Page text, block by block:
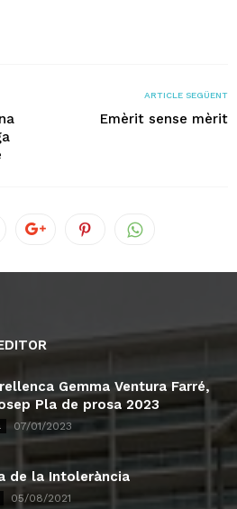
ARTICLE SEGÜENT
Emèrit sense mèrit
Gemma Ventura Farré,
Pla de prosa 2023
07/01/2023
de la Intolerància
05/08/2021